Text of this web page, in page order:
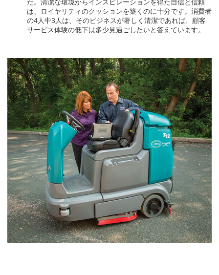
た。清潔な環境からインスピレーションを得た自信と信頼
は、ロイヤリティのクッションを築くのに十分です。消費者
の4人中3人は、そのビジネスが著しく清潔であれば、顧客
サービス体験の低下は多少見過ごしたいと答えています。